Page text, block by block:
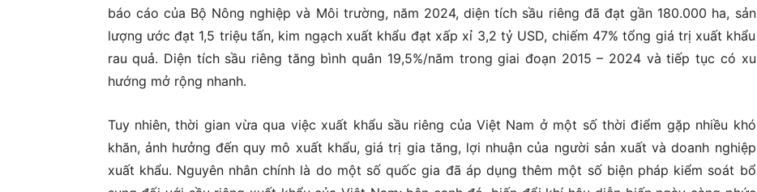
báo cáo của Bộ Nông nghiệp và Môi trường, năm 2024, diện tích sầu riêng đã đạt gần 180.000 ha, sản
lượng ước đạt 1,5 triệu tấn, kim ngạch xuất khẩu đạt xấp xỉ 3,2 tỷ USD, chiếm 47% tổng giá trị xuất khẩu
rau quả. Diện tích sầu riêng tăng bình quân 19,5%/năm trong giai đoạn 2015 – 2024 và tiếp tục có xu
hướng mở rộng nhanh.
Tuy nhiên, thời gian vừa qua việc xuất khẩu sầu riêng của Việt Nam ở một số thời điểm gặp nhiều khó
khăn, ảnh hưởng đến quy mô xuất khẩu, giá trị gia tăng, lợi nhuận của người sản xuất và doanh nghiệp
xuất khẩu. Nguyên nhân chính là do một số quốc gia đã áp dụng thêm một số biện pháp kiểm soát bổ